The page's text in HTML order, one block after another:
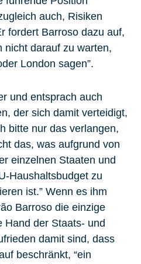
auch, Risiken
fordert Barroso dazu auf,
nicht darauf zu warten,
London sagen”.
und entsprach auch
der sich damit verteidigt,
bitte nur das verlangen,
das, was aufgrund von
einzelnen Staaten und
Haushaltsbudget zu
ist.” Wenn es ihm
Barroso die einzige
Hand der Staats- und
damit sind, dass
beschränkt, “ein